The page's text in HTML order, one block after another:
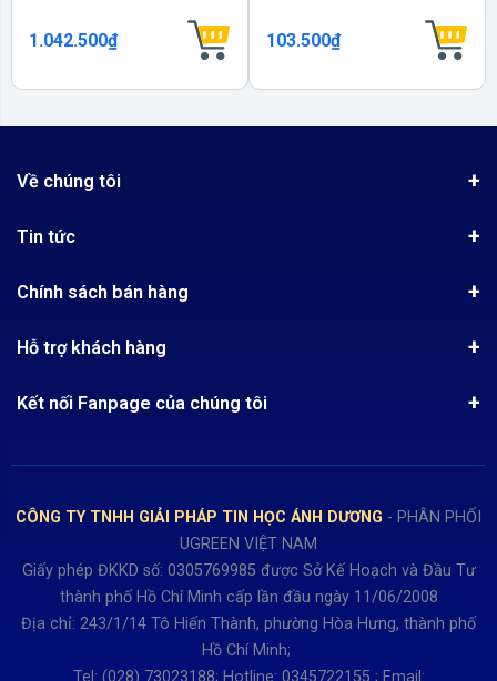
1.042.500₫ 103.500₫
Về chúng tôi
Quy chế hoạt động
Tra cứu đơn hàng
Tin tức
Công nghệ - Sản phẩm mới
Review sản phẩm
Chính sách bán hàng
Chính sách Hủy, Đổi, Trả hàng
Hướng dẫn đăng ký tài khoản
Hỗ trợ khách hàng
Điện thoai: (028)73023188
Thời gian làm việc từ Thứ 2- Thứ 7
Buổi chiều từ 13h15 đến 17h30
Thứ 7 làm đến 15h30 chiều.
Kết nối Fanpage của chúng tôi
CÔNG TY TNHH GIẢI PHÁP TIN HỌC ÁNH DƯƠNG - PHÂN PHỐI
UGREEN VIỆT NAM
Giấy phép ĐKKD số: 0305769985 được Sở Kế Hoạch và Đầu Tư
thành phố Hồ Chí Minh cấp lần đầu ngày 11/06/2008
Địa chỉ: 243/1/14 Tô Hiến Thành, phường Hòa Hưng, thành phố
Hồ Chí Minh;